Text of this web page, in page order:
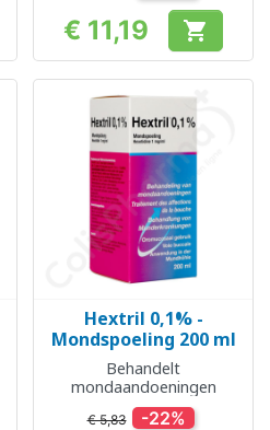
Prijs
€ 11,19 
Hextril 0,1% -
Mondspoeling 200 ml
Behandelt
mondaandoeningen
€ 5,83 -22%